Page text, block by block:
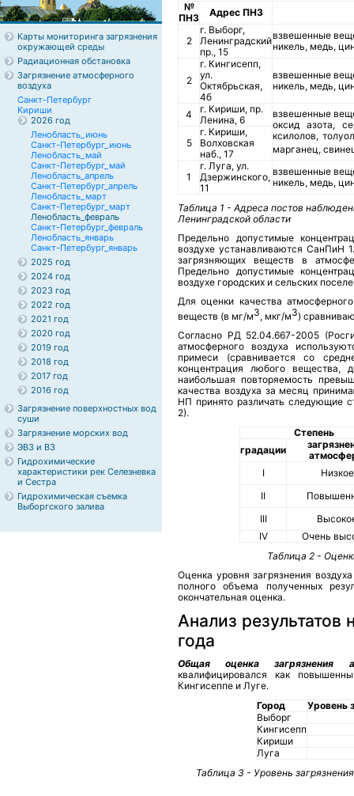
Карты мониторинга загрязнения
окружающей среды
Радиационная обстановка
Загрязнение атмосферного
воздуха
Санкт-Петербург
Кириши
2026 год
Ленобласть_июнь
Санкт-Петербург_июнь
Ленобласть_май
Санкт-Петербург_май
Ленобласть_апрель
Санкт-Петербург_апрель
Ленобласть_март
Санкт-Петербург_март
Ленобласть_февраль
Санкт-Петербург_февраль
Ленобласть_январь
Санкт-Петербург_январь
2025 год
2024 год
2023 год
2022 год
2021 год
2020 год
2019 год
2018 год
2017 год
2016 год
Загрязнение поверхностных вод
суши
Загрязнение морских вод
ЭВЗ и ВЗ
Гидрохимические
характеристики рек Селезневка
и Сестра
Гидрохимическая съемка
Выборгского залива
№
ПНЗ
Адрес ПНЗ
2
г. Выборг,
Ленинградский
пр., 15
взвешенные
никель, медь,
2
г. Кингисепп,
ул.
Октябрьская,
4б
взвешенные
никель, медь,
4
г. Кириши, пр.
Ленина, 6
взвешенные
оксид азота,
ксилолов, толуол
марганец,
5
г. Кириши,
Волховская
наб., 17
1
г. Луга, ул.
Дзержинского,
11
взвешенные
никель, медь,
Таблица 1 - Адреса постов
Ленинградской области
Предельно допустимые
воздухе устанавливаются СанПиН
загрязняющих веществ в
Предельно допустимые
воздухе городских и сельских
Для оценки качества
веществ (в мг/м3, мкг/м3)
Согласно РД 52.04.667-2005
атмосферного воздуха
примеси (сравнивается со
концентрация любого
наибольшая повторяемость
качества воздуха за месяц
НП принято различать следующие
2).
Степень
градации
I
Низкое
II
III
IV
Очень
Таблица 2 -
Оценка уровня загрязнения
полного объема полученных
окончательная оценка.
Анализ
года
Общая оценка загрязнения
квалифицировался как
Кингисеппе и Луге.
Город
Уровень
Выборг
Кингисепп
Кириши
Луга
Таблица 3 - Уровень